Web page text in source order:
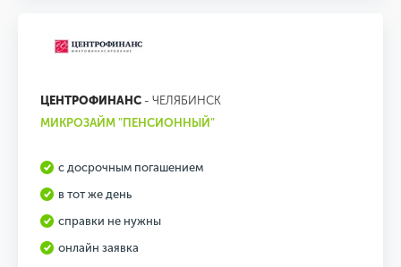
ЦЕНТРОФИНАНС - ЧЕЛЯБИНСК
МИКРОЗАЙМ "ПЕНСИОННЫЙ"
с досрочным погашением
в тот же день
справки не нужны
онлайн заявка